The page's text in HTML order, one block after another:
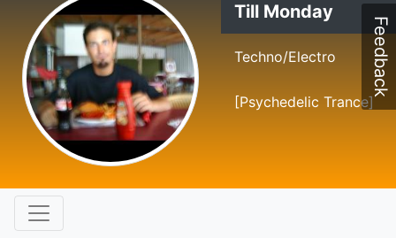
Till Monday
Techno/Electro
[Psychedelic Trance]
Feedback